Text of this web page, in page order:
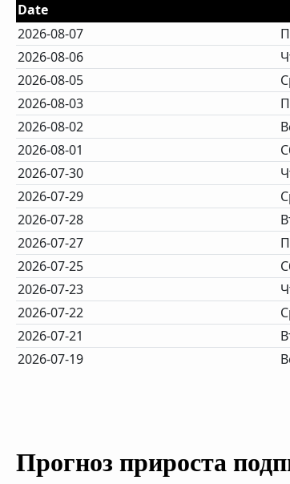
Date
2026-08-07
2026-08-06
2026-08-05
2026-08-03
2026-08-02
2026-08-01
2026-07-30
2026-07-29
2026-07-28
2026-07-27
2026-07-25
2026-07-23
2026-07-22
2026-07-21
2026-07-19
Прогноз прироста